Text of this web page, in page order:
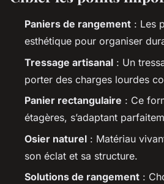
Paniers de rangement : Les
esthétique pour organiser
Tressage artisanal : Un
porter des charges lourdes
Panier rectangulaire : Ce
étagères, s’adaptant
Osier naturel : Matériau
son éclat et sa structure.
Solutions de rangement :